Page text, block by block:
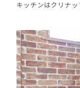
キッチンはクリナ